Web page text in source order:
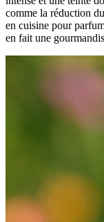
comme la réduction
en cuisine pour
en fait une